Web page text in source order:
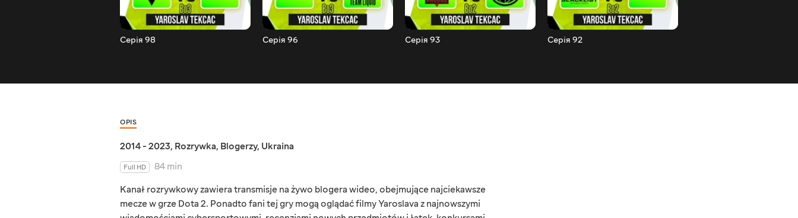
Серія 98 Серія 96 Серія 93 Серія 92
OPIS
2014 - 2023, Rozrywka, Blogerzy, Ukraina
Full HD
84 min
Kanał rozrywkowy zawiera transmisje na żywo blogera wideo, obejmujące najciekawsze
mecze w grze Dota 2. Ponadto fani tej gry mogą oglądać filmy Yaroslava z najnowszymi